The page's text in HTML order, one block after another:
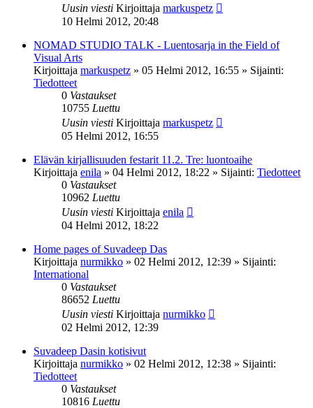
Uusin viesti Kirjoittaja markuspetz
10 Helmi 2012, 20:48
NOMAD STUDIO TALK - Luentosarja in the Field of
Visual Arts
Kirjoittaja markuspetz » 05 Helmi 2012, 16:55 » Sijainti:
Tiedotteet
0 Vastaukset
10755 Luettu
Uusin viesti Kirjoittaja markuspetz
05 Helmi 2012, 16:55
Elävän kirjallisuuden festarit 11.2. Tre: luontoaihe
Kirjoittaja enila » 04 Helmi 2012, 18:22 » Sijainti: Tiedotteet
0 Vastaukset
10962 Luettu
Uusin viesti Kirjoittaja enila
04 Helmi 2012, 18:22
Home pages of Suvadeep Das
Kirjoittaja nurmikko » 02 Helmi 2012, 12:39 » Sijainti:
International
0 Vastaukset
86652 Luettu
Uusin viesti Kirjoittaja nurmikko
02 Helmi 2012, 12:39
Suvadeep Dasin kotisivut
Kirjoittaja nurmikko » 02 Helmi 2012, 12:38 » Sijainti:
Tiedotteet
0 Vastaukset
10816 Luettu